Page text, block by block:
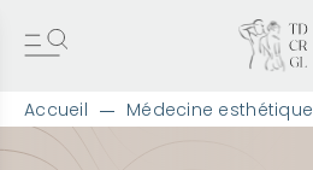
Accueil Médecine esthétique